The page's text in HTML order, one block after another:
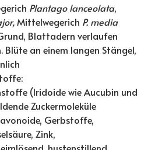
Plantago lanceolata,
Mittelwegerich P. media
Blattadern verlaufen
Blüte an einem langen Stängel,
(Iridoide wie Aucubin und
Zuckermoleküle
Gerbstoffe,
Zink,
hustenstillend,